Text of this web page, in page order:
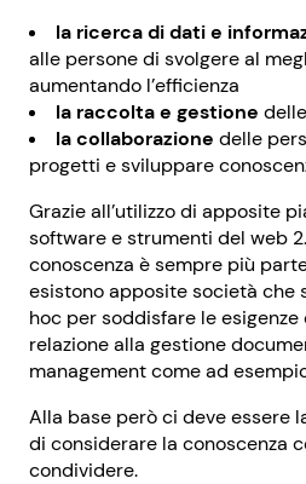
la ricerca di dati e
alle persone di svolgere al
aumentando l’efficienza
la raccolta e gestione
la collaborazione delle
progetti e sviluppare
Grazie all’utilizzo di apposite
software e strumenti del web
conoscenza è sempre più
esistono apposite società che
hoc per soddisfare le
relazione alla gestione
management come ad
Alla base però ci deve essere
di considerare la conoscenza
condividere.